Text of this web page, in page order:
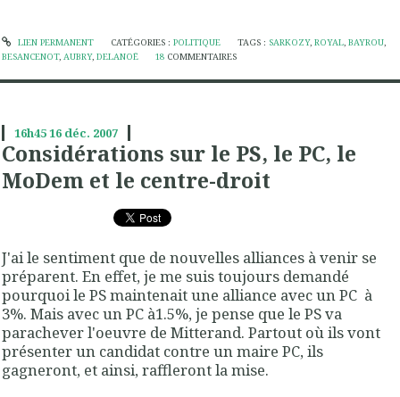
LIEN PERMANENT CATÉGORIES : POLITIQUE TAGS : SARKOZY,ROYAL,BAYROU,
BESANCENOT, AUBRY, DELANOË 18 COMMENTAIRES
16h4516 déc. 2007
Considérations sur le PS, le PC, le
MoDem et le centre-droit
J'ai le sentiment que de nouvelles alliances à venir se
préparent. En effet, je me suis toujours demandé
pourquoi le PS maintenait une alliance avec un PC à
3%. Mais avec un PC à1.5%, je pense que le PS va
parachever l'oeuvre de Mitterand. Partout où ils vont
présenter un candidat contre un maire PC, ils
gagneront, et ainsi, raffleront la mise.